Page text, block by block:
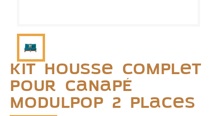
Kit housse complet
pour canapé
MODULPOP 2 places